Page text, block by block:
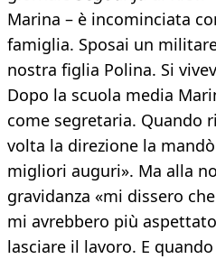
Marina – è incominciata
famiglia. Sposai un
nostra figlia Polina. Si
Dopo la scuola media
come segretaria. Quando
volta la direzione la
migliori auguri». Ma alla
gravidanza «mi dissero
mi avrebbero più
lasciare il lavoro. E